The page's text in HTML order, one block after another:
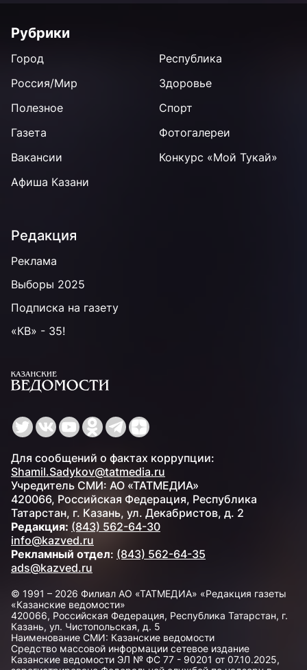
Рубрики
Город
Республика
Россия/Мир
Здоровье
Полезное
Спорт
Газета
Фотогалереи
Вакансии
Конкурс «Мой Тукай»
Афиша Казани
Редакция
Реклама
Выборы 2025
Подписка на газету
«КВ» - 35!
Для сообщений о фактах коррупции:
Shamil.Sadykov@tatmedia.ru
Учредитель СМИ: АО «ТАТМЕДИА»
420066, Российская Федерация, Республика
Татарстан, г. Казань, ул. Декабристов, д. 2
Редакция: (843) 562-64-30
info@kazved.ru
Рекламный отдел: (843) 562-64-35
ads@kazved.ru
© 1991 – 2026 Филиал АО «ТАТМЕДИА» «Редакция газеты
«Казанские ведомости»
420066, Российская Федерация, Республика Татарстан, г.
Казань, ул. Чистопольская, д. 5
Наименование СМИ: Казанские ведомости
Средство массовой информации сетевое издание
Казанские ведомости ЭЛ № ФС 77 - 90201 от 07.10.2025,